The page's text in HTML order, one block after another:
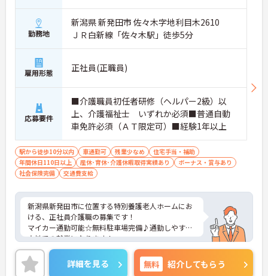
勤務地
新潟県 新発田市 佐々木字地利目木2610
ＪＲ白新線「佐々木駅」徒歩5分
雇用形態 正社員(正職員)
応募要件
■介護職員初任者研修（ヘルパー2級）以
上、介護福祉士 いずれか必須■普通自動
車免許必須（ＡＴ限定可）■経験1年以上
駅から徒歩10分以内 車通勤可 残業少なめ
住宅手当・補助
年間休日110日以上
産休･育休･介護休暇取得実績あり
ボーナス・賞与あり
社会保険完備
交通費支給
新潟県新発田市に位置する特別養護老人ホームにお
ける、正社員介護職の募集です！
マイカー通勤可能☆無料駐車場完備♪通勤しやすい
立地での就業になります！
ご興味ある方には、面接対策ポイントなど、さらに
詳細をお話しいたしますのでお気軽にご相談くださ
い。
詳細を見る 無料 紹介してもらう